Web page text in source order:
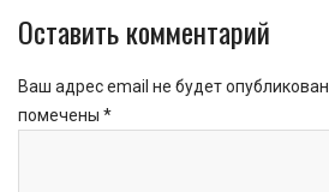
Оставить комментарий
Ваш адрес email не будет опубликован.
помечены *